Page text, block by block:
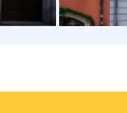
vom